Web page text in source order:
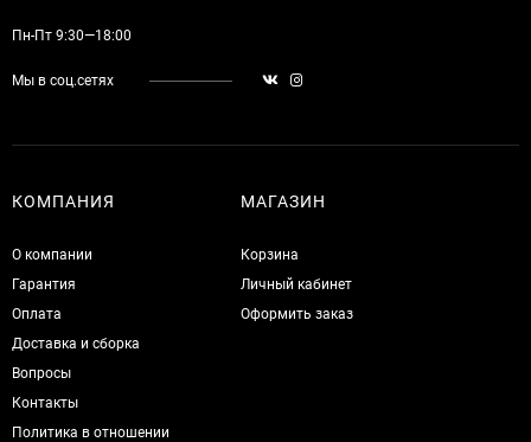
Пн-Пт 9:30—18:00
Мы в соц.сетях
КОМПАНИЯ
О компании
Гарантия
Оплата
Доставка и сборка
Вопросы
Контакты
Политика в отношении
МАГАЗИН
Корзина
Личный кабинет
Оформить заказ